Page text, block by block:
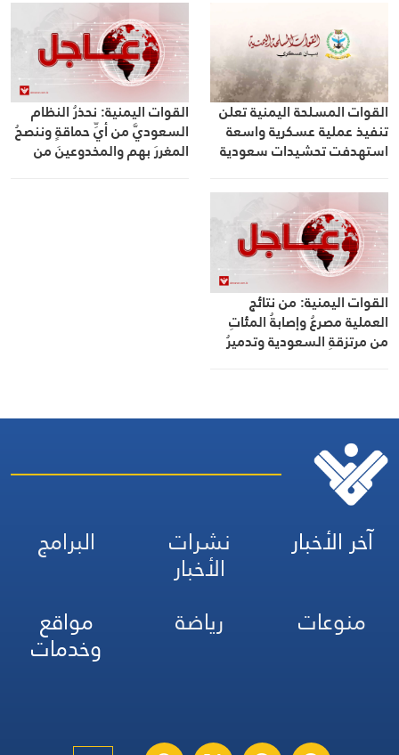
القوات المسلحة اليمنية تعلن
تنفيذ عملية عسكرية واسعة
استهدفت تحشيدات سعودية
القوات اليمنية: نحذرُ النظام
السعوديَّ من أيِّ حماقةٍ وننصحُ
المغررَ بهم والمخدوعينَ من
القوات اليمنية: من نتائج
العملية مصرعُ وإصابةُ المئاتِ
من مرتزقةِ السعودية وتدميرُ
آخر الأخبار نشرات
الأخبار
البرامج
منوعات
رياضة مواقع
وخدمات